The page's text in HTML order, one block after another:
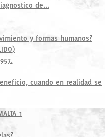
de...
y formas humanos?
cuando en realidad se
1